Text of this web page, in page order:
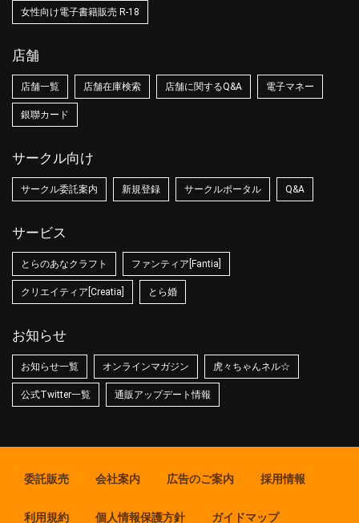
女性向け電子書籍販売 R-18
店舗
店舗一覧 店舗在庫検索 店舗に関するQ&A 電子マネー
銀聯カード
サークル向け
サークル委託案内 新規登録 サークルポータル Q&A
サービス
とらのあなクラフト ファンティア[Fantia]
クリエイティア[Creatia] とら婚
お知らせ
お知らせ一覧 オンラインマガジン 虎々ちゃんネル☆
公式Twitter一覧 通販アップデート情報
委託販売 会社案内 広告のご案内 採用情報
利用規約 個人情報保護方針 ガイドマップ